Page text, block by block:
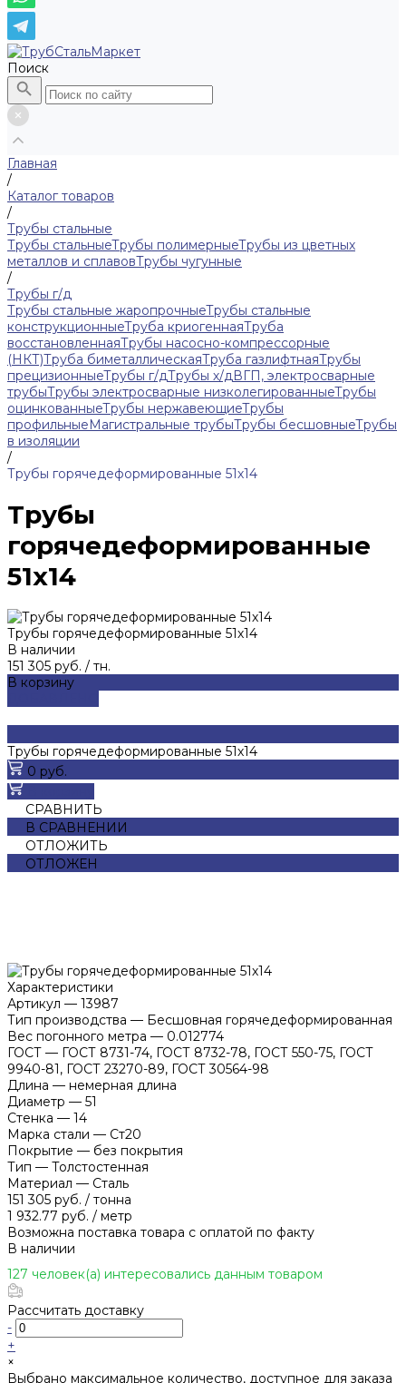
Поиск
Главная
/
Каталог товаров
/
Трубы стальные
Трубы стальныеТрубы полимерныеТрубы из цветных
металлов и сплавовТрубы чугунные
/
Трубы г/д
Трубы стальные жаропрочныеТрубы стальные
конструкционныеТруба криогеннаяТруба
восстановленнаяТрубы насосно-компрессорные
(НКТ)Труба биметаллическаяТруба газлифтнаяТрубы
прецизионныеТрубы г/дТрубы х/дВГП, электросварные
трубыТрубы электросварные низколегированныеТрубы
оцинкованныеТрубы нержавеющиеТрубы
профильныеМагистральные трубыТрубы бесшовныеТрубы
в изоляции
/
Трубы горячедеформированные 51х14
Трубы
горячедеформированные
51х14
Трубы горячедеформированные 51х14
В наличии
151 305 руб. / тн.
В корзину
Трубы горячедеформированные 51х14
0 руб.
СРАВНИТЬ
В СРАВНЕНИИ
ОТЛОЖИТЬ
ОТЛОЖЕН
Характеристики
Артикул — 13987
Тип производства — Бесшовная горячедеформированная
Вес погонного метра — 0.012774
ГОСТ — ГОСТ 8731-74, ГОСТ 8732-78, ГОСТ 550-75, ГОСТ
9940-81, ГОСТ 23270-89, ГОСТ 30564-98
Длина — немерная длина
Диаметр — 51
Стенка — 14
Марка стали — Ст20
Покрытие — без покрытия
Тип — Толстостенная
Материал — Сталь
151 305 руб. / тонна
1 932.77 руб. / метр
Возможна поставка товара с оплатой по факту
В наличии
127 человек(а) интересовались данным товаром
Рассчитать доставку
-
+
×
Выбрано максимальное количество, доступное для заказа